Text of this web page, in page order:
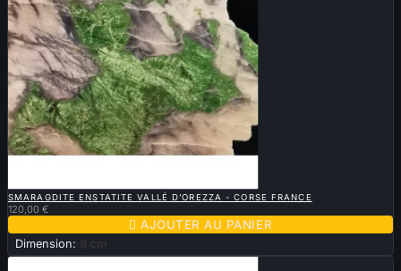
SMARAGDITE ENSTATITE VALLÉ D’OREZZA - CORSE FRANCE
120,00 €
 AJOUTER AU PANIER
Dimension: 8 cm